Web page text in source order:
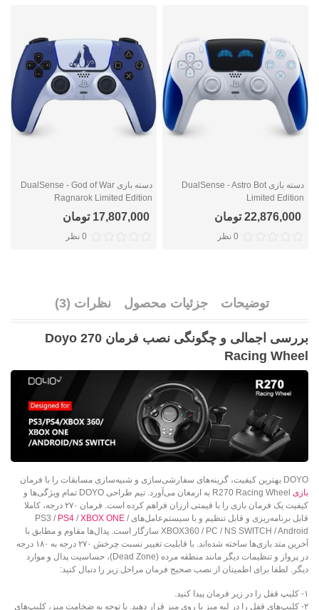
دسته بازی DualSense - Astro Bot
Limited Edition
22,876,000 تومان
0 نظر
دسته بازی DualSense - God of War
Ragnarok Limited Edition
17,807,000 تومان
0 نظر
توضیحات جزئیات محصول نظرات (3)
بررسی اجمالی و چگونگی نصب فرمان Doyo 270
Racing Wheel
DOYO بهترین کیفیت، گزینه‌های سفارشی‌سازی و شبیه‌سازی مسابقات را با فرمان
بازی
R270 Racing Wheel به ارمغان می‌آورد. تیم طراحی DOYO تمام ویژگی‌ها و
کیفیت یک فرمان بازی را با قیمتی ارزان فراهم کرده است. فرمان ۲۷۰ درجه، کاملا
قابل برنامه‌ریزی و قابل تنظیم و با سیستم‌عامل‌های PS3 /
PS4 /XBOX ONE /
XBOX360 / PC / NS SWITCH / Android سازگار است. پدال‌ها مقاوم و مطابق با
آخرین متد بازی‌ها ساخته شده‌اند. با قابلیت تغییر نسبت چرخش ۲۷۰ درجه به ۱۸۰ درجه
در پرواز و تنظیمات دیگر مانند منطقه مرده (Dead Zone)، حساسیت پدال و موارد
دیگر. لطفا برای اطمینان از نصب صحیح فرمان مراحل زیر را دنبال کنید:
۱- کلیپ قفل را در زیر فرمان پیدا کنید.
۲- کلیپ‌های قفل را در لبه میز یا روی میز قرار دهید. با توجه به ضخامت میز، کلیپ‌های